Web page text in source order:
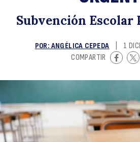
Subvención Escolar
POR: ANGÉLICA CEPEDA 1
COMPARTIR